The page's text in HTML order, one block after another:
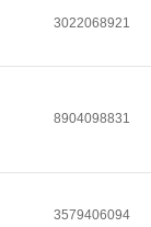
3022068921
8904098831
3579406094